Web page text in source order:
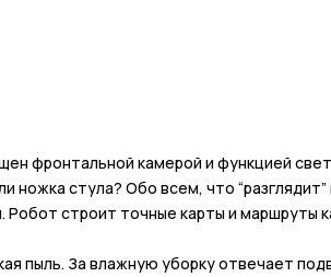
фронтальной камерой и функцией
стула? Обо всем, что “разглядит”
строит точные карты и маршруты
пыль. За влажную уборку отвечает